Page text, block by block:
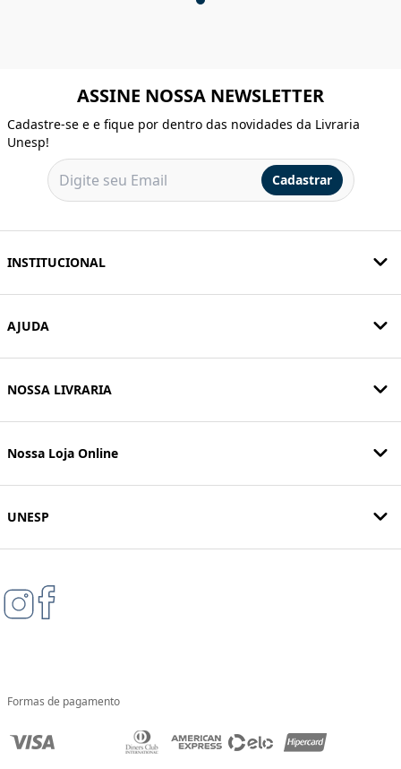
ASSINE NOSSA NEWSLETTER
Cadastre-se e e fique por dentro das novidades da Livraria
Unesp!
Cadastrar
INSTITUCIONAL
AJUDA
NOSSA LIVRARIA
Nossa Loja Online
UNESP
Formas de pagamento